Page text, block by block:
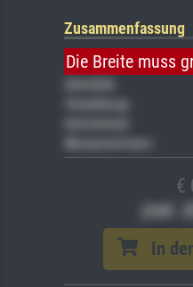
Zusammenfassung
Die Breite muss
Veredelung
Museumslizenz
€
(inkl.
In